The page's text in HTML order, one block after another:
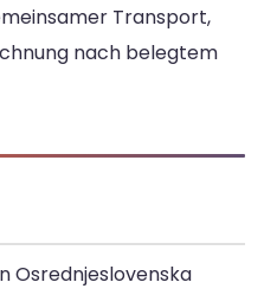
Transport,
nach belegtem
Osrednjeslovenska